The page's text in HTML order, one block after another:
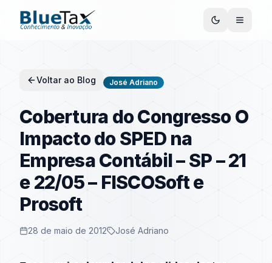
Voltar ao Blog José Adriano
Cobertura do Congresso O
Impacto do SPED na
Empresa Contábil – SP – 21
e 22/05 – FISCOSoft e
Prosoft
28 de maio de 2012 José Adriano